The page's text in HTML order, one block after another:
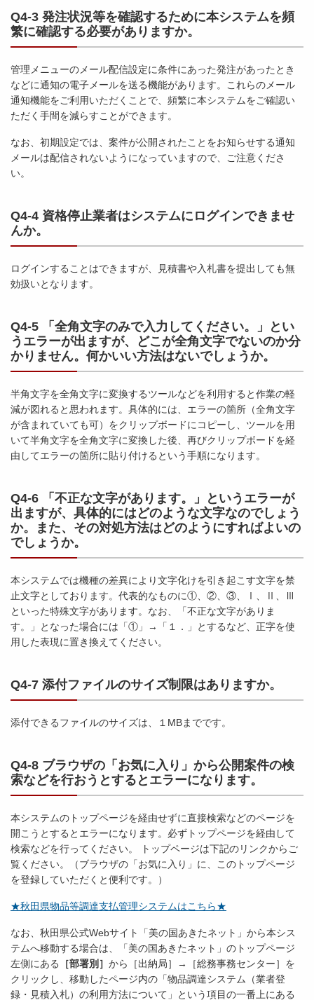
Q4-3 発注状況等を確認するために本システムを頻
繁に確認する必要がありますか。
管理メニューのメール配信設定に条件にあった発注があったとき
などに通知の電子メールを送る機能があります。これらのメール
通知機能をご利用いただくことで、頻繁に本システムをご確認い
ただく手間を減らすことができます。
なお、初期設定では、案件が公開されたことをお知らせする通知
メールは配信されないようになっていますので、ご注意くださ
い。
Q4-4 資格停止業者はシステムにログインできませ
んか。
ログインすることはできますが、見積書や入札書を提出しても無
効扱いとなります。
Q4-5 「全角文字のみで入力してください。」とい
うエラーが出ますが、どこが全角文字でないのか分
かりません。何かいい方法はないでしょうか。
半角文字を全角文字に変換するツールなどを利用すると作業の軽
減が図れると思われます。具体的には、エラーの箇所（全角文字
が含まれていても可）をクリップボードにコピーし、ツールを用
いて半角文字を全角文字に変換した後、再びクリップボードを経
由してエラーの箇所に貼り付けるという手順になります。
Q4-6 「不正な文字があります。」というエラーが
出ますが、具体的にはどのような文字なのでしょう
か。また、その対処方法はどのようにすればよいの
でしょうか。
本システムでは機種の差異により文字化けを引き起こす文字を禁
止文字としております。代表的なものに①、②、③、Ⅰ、Ⅱ、Ⅲ
といった特殊文字があります。なお、「不正な文字がありま
す。」となった場合には「①」→「１．」とするなど、正字を使
用した表現に置き換えてください。
Q4-7 添付ファイルのサイズ制限はありますか。
添付できるファイルのサイズは、１MBまでです。
Q4-8 ブラウザの「お気に入り」から公開案件の検
索などを行おうとするとエラーになります。
本システムのトップページを経由せずに直接検索などのページを
開こうとするとエラーになります。必ずトップページを経由して
検索などを行ってください。 トップページは下記のリンクからご
覧ください。（ブラウザの「お気に入り」に、このトップページ
を登録していただくと便利です。）
★秋田県物品等調達支払管理システムはこちら★
なお、秋田県公式Webサイト「美の国あきたネット」から本シス
テムへ移動する場合は、「美の国あきたネット」のトップページ
左側にある
［部署別］ から［出納局］→［総務事務センター］を
クリックし、移動したページ内の「物品調達システム（業者登
録・見積入札）の利用方法について」という項目の一番上にある